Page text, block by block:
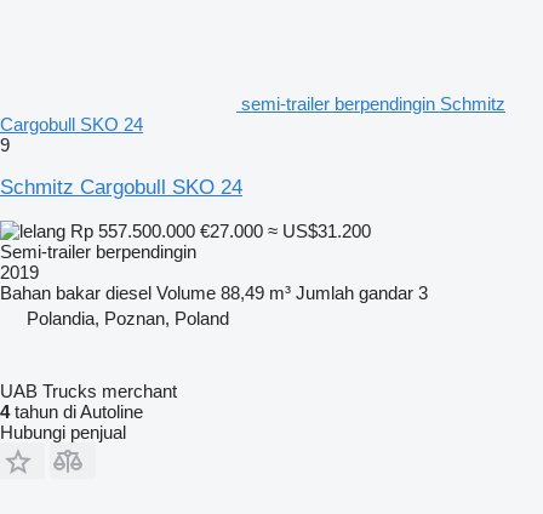
semi-trailer berpendingin Schmitz
Cargobull SKO 24
9
Schmitz Cargobull SKO 24
Rp 557.500.000 €27.000 ≈ US$31.200
Semi-trailer berpendingin
2019
Bahan bakar diesel Volume 88,49 m³ Jumlah gandar 3
Polandia, Poznan, Poland
UAB Trucks merchant
4tahun di Autoline
Hubungi penjual